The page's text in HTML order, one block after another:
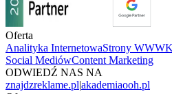
Oferta
Analityka InternetowaStrony WWW
Social MediówContent Marketing
ODWIEDŹ NAS NA
znajdzreklame.pl|akademiaooh.pl